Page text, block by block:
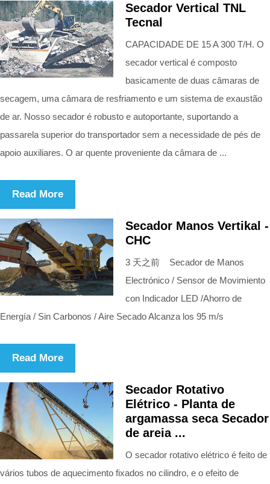
Secador Vertical TNL
Tecnal
CAPACIDADE DE 15 A 300 T/H. O
secador vertical é composto
basicamente de duas câmaras de
secagem, uma câmara de resfriamento e um sistema de exaustão
de ar. Nosso secador é robusto e autoportante, suportando a
passarela superior do transportador sem a necessidade de pés de
apoio auxiliares. O ar quente proveniente da câmara de ...
Read More
Secador Manos Vertikal -
CHC
3 天之前 Secador de Manos
Electrónico / Sensor de Movimiento
con Indicador LED /Ahorro de
Energía / Sin Carbonos / Aire Secado Alcanza los 95 m/s
Read More
Secador Rotativo
Elétrico - Planta de
argamassa seca Secador
de areia ...
O secador rotativo elétrico é feito de
vários tubos de aquecimento fixados no cilindro, e o efeito de